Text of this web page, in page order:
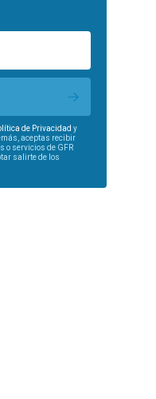
de Privacidad y
aceptas recibir
o servicios de GFR
salirte de los